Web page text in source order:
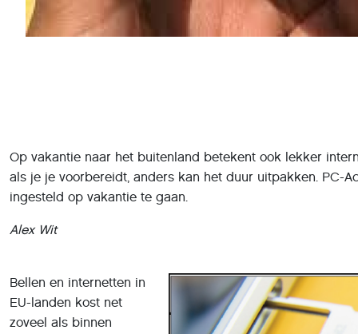
Op vakantie naar het buitenland betekent ook lekker
als je je voorbereidt, anders kan het duur uitpakken. PC-
ingesteld op vakantie te gaan.
Alex Wit
Bellen en internetten in
EU-landen kost net
zoveel als binnen